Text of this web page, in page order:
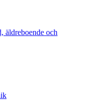
äldreboende och